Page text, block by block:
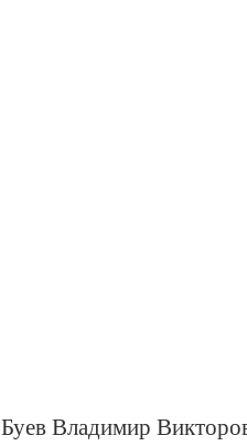
Бу­ев Вла­ди­мир